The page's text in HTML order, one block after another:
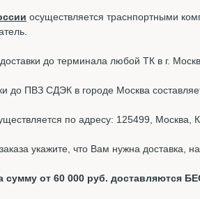
осуществляется траснпортными
до терминала любой ТК в г.
до ПВЗ СДЭК в городе Москва
по адресу: 125499, Москва,
укажите, что Вам нужна доставка,
сумму от 60 000 руб. доставляются